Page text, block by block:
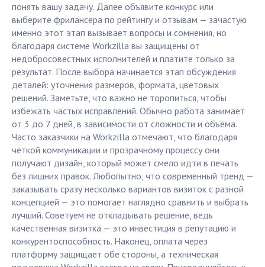
понять вашу задачу. Далее объявите конкурс или
выберите фрилансера по рейтингу и отзывам — зачастую
именно этот этап вызывает вопросы и сомнения, но
благодаря системе Workzilla вы защищены от
недобросовестных исполнителей и платите только за
результат. После выбора начинается этап обсуждения
деталей: уточнения размеров, формата, цветовых
решений. Заметьте, что важно не торопиться, чтобы
избежать частых исправлений. Обычно работа занимает
от 3 до 7 дней, в зависимости от сложности и объёма.
Часто заказчики на Workzilla отмечают, что благодаря
чёткой коммуникации и прозрачному процессу они
получают дизайн, который может смело идти в печать
без лишних правок. Любопытно, что современный тренд —
заказывать сразу несколько вариантов визиток с разной
концепцией — это помогает наглядно сравнить и выбрать
лучший. Советуем не откладывать решение, ведь
качественная визитка — это инвестиция в репутацию и
конкурентоспособность. Наконец, оплата через
платформу защищает обе стороны, а техническая